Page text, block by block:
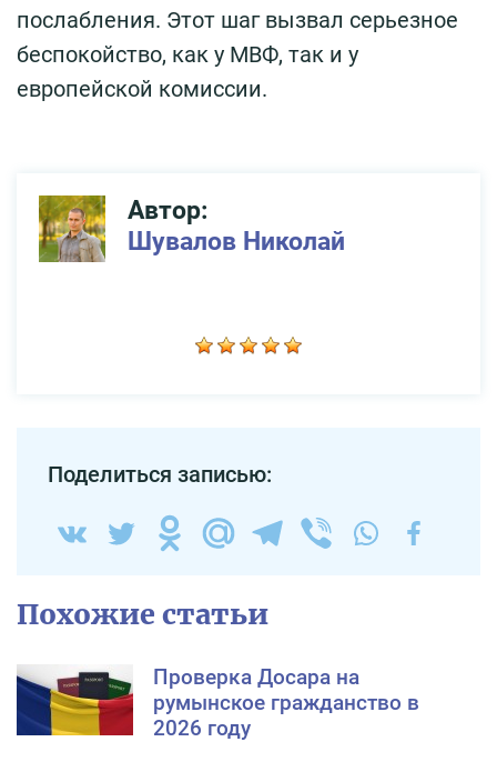
послабления. Этот шаг вызвал серьезное
беспокойство, как у МВФ, так и у
европейской комиссии.
Автор:
Шувалов Николай
Поделиться записью:
Похожие статьи
Проверка Досара на
румынское гражданство в
2026 году